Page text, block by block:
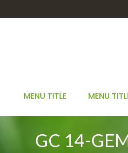
MENU TITLE MENU
GC 14-